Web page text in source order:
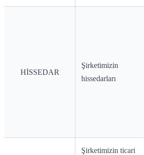
HİSSEDAR
Şirketimizin
hissedarları
Şirketimizin ticari